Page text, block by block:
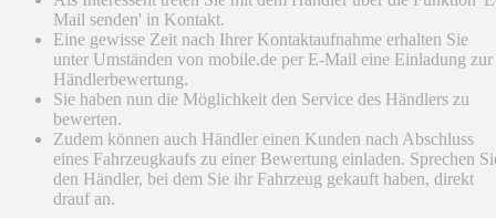
Mail senden' in Kontakt.
Eine gewisse Zeit nach Ihrer Kontaktaufnahme erhalten Sie
unter Umständen von mobile.de per E-Mail eine Einladung zur
Händlerbewertung.
Sie haben nun die Möglichkeit den Service des Händlers zu
bewerten.
Zudem können auch Händler einen Kunden nach Abschluss
eines Fahrzeugkaufs zu einer Bewertung einladen. Sprechen
den Händler, bei dem Sie ihr Fahrzeug gekauft haben, direkt
drauf an.